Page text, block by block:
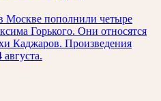
Москве пополнили четыре
Горького. Они относятся
Каджаров. Произведения